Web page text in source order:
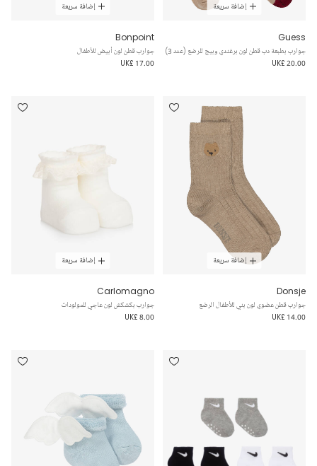
إضافة سريعة
Guess
جوارب بطبعة دب قطن لون برغندي وبيج للرضع (عدد 3)
UK£ 20.00
إضافة سريعة
Bonpoint
جوارب قطن لون أبيض للأطفال
UK£ 17.00
إضافة سريعة
Donsje
جوارب قطن عضوي لون بني للأطفال الرضع
UK£ 14.00
إضافة سريعة
Carlomagno
جوارب بكشكش لون عاجي للمولودات
UK£ 8.00